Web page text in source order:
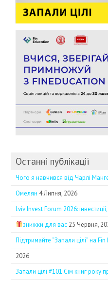
Останні публікації
Чого я навчився від Чарлі
Омелян 4 Липня, 2026
Lviv Invest Forum 2026:
знижки для вас 25 Червня,
Підтримайте “Запали цілі” на
2026
Запали цілі #101 Сім книг року